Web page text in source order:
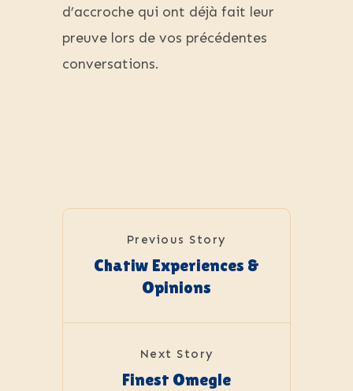
d’accroche qui ont déjà fait leur
preuve lors de vos précédentes
conversations.
Previous Story
Chatiw Experiences &
Opinions
Next Story
Finest Omegle